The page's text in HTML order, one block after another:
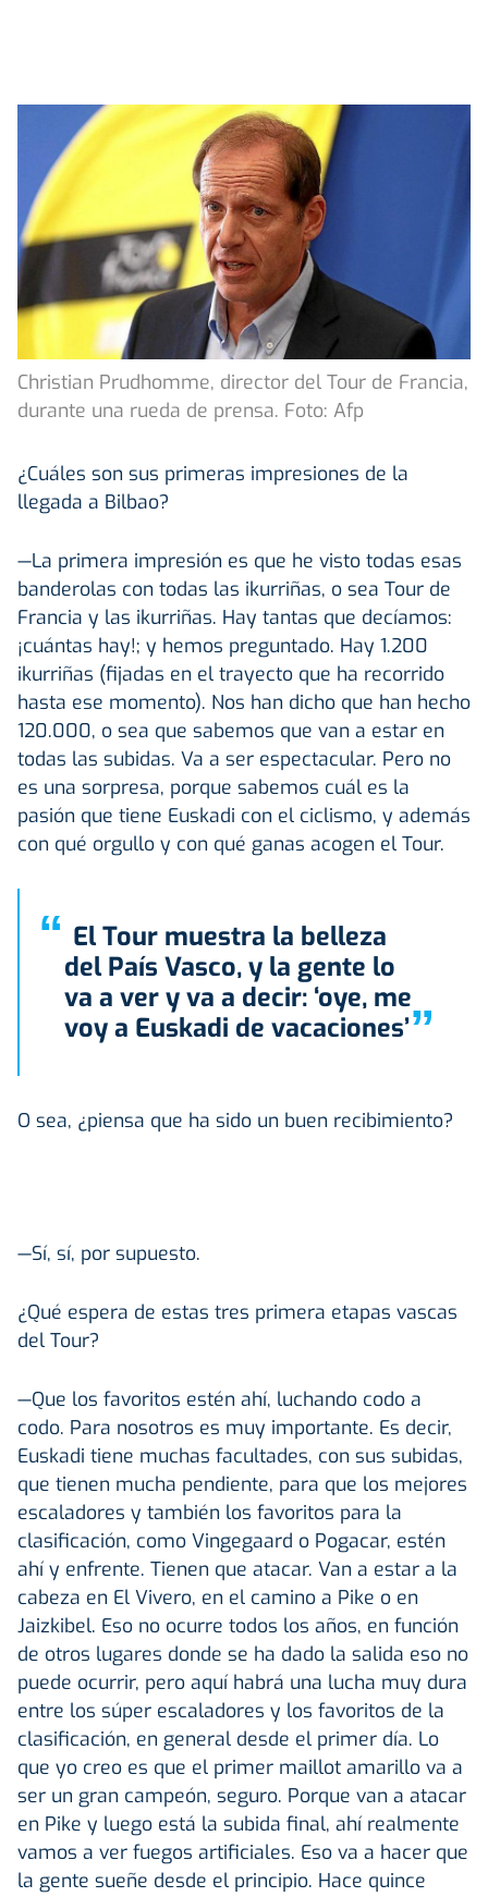
Christian Prudhomme, director del Tour de Francia,
durante una rueda de prensa. Foto: Afp
¿Cuáles son sus primeras impresiones de la
llegada a Bilbao?
—La primera impresión es que he visto todas esas
banderolas con todas las ikurriñas, o sea Tour de
Francia y las ikurriñas. Hay tantas que decíamos:
¡cuántas hay!; y hemos preguntado. Hay 1.200
ikurriñas (fijadas en el trayecto que ha recorrido
hasta ese momento). Nos han dicho que han hecho
120.000, o sea que sabemos que van a estar en
todas las subidas. Va a ser espectacular. Pero no
es una sorpresa, porque sabemos cuál es la
pasión que tiene Euskadi con el ciclismo, y además
con qué orgullo y con qué ganas acogen el Tour.
“ El Tour muestra la belleza
del País Vasco, y la gente lo
va a ver y va a decir: ‘oye, me
voy a Euskadi de vacaciones’”
O sea, ¿piensa que ha sido un buen recibimiento?
—Sí, sí, por supuesto.
¿Qué espera de estas tres primera etapas vascas
del Tour?
—Que los favoritos estén ahí, luchando codo a
codo. Para nosotros es muy importante. Es decir,
Euskadi tiene muchas facultades, con sus subidas,
que tienen mucha pendiente, para que los mejores
escaladores y también los favoritos para la
clasificación, como Vingegaard o Pogacar, estén
ahí y enfrente. Tienen que atacar. Van a estar a la
cabeza en El Vivero, en el camino a Pike o en
Jaizkibel. Eso no ocurre todos los años, en función
de otros lugares donde se ha dado la salida eso no
puede ocurrir, pero aquí habrá una lucha muy dura
entre los súper escaladores y los favoritos de la
clasificación, en general desde el primer día. Lo
que yo creo es que el primer maillot amarillo va a
ser un gran campeón, seguro. Porque van a atacar
en Pike y luego está la subida final, ahí realmente
vamos a ver fuegos artificiales. Eso va a hacer que
la gente sueñe desde el principio. Hace quince